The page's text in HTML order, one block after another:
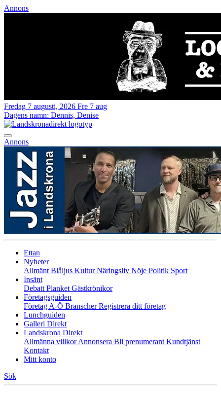
Annons
Fredag 7 augusti, 2026 Fre 7 aug
Dagens namn: Dennis, Denise
Annons
Ettan
Nyheter
Allmänt Blåljus KulturNäringsliv Nöje Politik Sport
Insänt
Debatt Planket Gästkrönikor
Företagsguiden
Företag A-Ö BranscherRegistrera ditt företag
Lunchguiden
Galleri Direkt
Landskrona Direkt
Allmänna villkorAnnonsera Bli prenumerant Kundtjänst
Kontakt
Mitt konto
Sök